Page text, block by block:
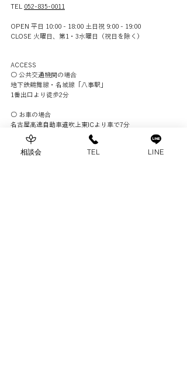
TEL 052-835-0011
OPEN 平日 10:00 - 18:00 土日祝 9:00 - 19:00
CLOSE 火曜日、第1・3水曜日（祝日を除く）​​
ACCESS
○ 公共交通機関の場合
地下鉄鶴舞線・名城線「八事駅」
1番出口より徒歩2分
○ お車の場合
名古屋高速自動車道吹上東ICより車で7分
名古屋第二環状自動車道植田ICより車で14分
近隣の八事山興正寺の立体駐車場をご利用ください。
相談会 TEL LINE